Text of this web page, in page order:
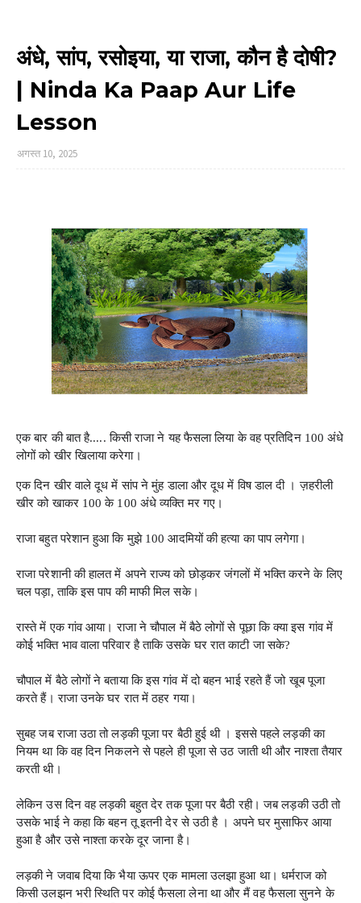
अंधे, सांप, रसोइया, या राजा, कौन है दोषी?
| Ninda Ka Paap Aur Life
Lesson
अगस्त 10, 2025
एक बार की बात है..... किसी राजा ने यह फैसला लिया के वह प्रतिदिन 100 अंधे
लोगों को खीर खिलाया करेगा।
एक दिन खीर वाले दूध में सांप ने मुंह डाला और दूध में विष डाल दी । ज़हरीली
खीर को खाकर 100 के 100 अंधे व्यक्ति मर गए।
राजा बहुत परेशान हुआ कि मुझे 100 आदमियों की हत्या का पाप लगेगा।
राजा परेशानी की हालत में अपने राज्य को छोड़कर जंगलों में भक्ति करने के लिए
चल पड़ा, ताकि इस पाप की माफी मिल सके।
रास्ते में एक गांव आया। राजा ने चौपाल में बैठे लोगों से पूछा कि क्या इस गांव में
कोई भक्ति भाव वाला परिवार है ताकि उसके घर रात काटी जा सके?
चौपाल में बैठे लोगों ने बताया कि इस गांव में दो बहन भाई रहते हैं जो खूब पूजा
करते हैं। राजा उनके घर रात में ठहर गया।
सुबह जब राजा उठा तो लड़की पूजा पर बैठी हुई थी । इससे पहले लड़की का
नियम था कि वह दिन निकलने से पहले ही पूजा से उठ जाती थी और नाश्ता तैयार
करती थी।
लेकिन उस दिन वह लड़की बहुत देर तक पूजा पर बैठी रही। जब लड़की उठी तो
उसके भाई ने कहा कि बहन तू इतनी देर से उठी है । अपने घर मुसाफिर आया
हुआ है और उसे नाश्ता करके दूर जाना है।
लड़की ने जवाब दिया कि भैया ऊपर एक मामला उलझा हुआ था। धर्मराज को
किसी उलझन भरी स्थिति पर कोई फैसला लेना था और मैं वह फैसला सुनने के